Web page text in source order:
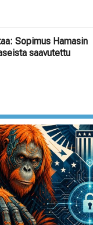
Sopimus Hamasin
saavutettu